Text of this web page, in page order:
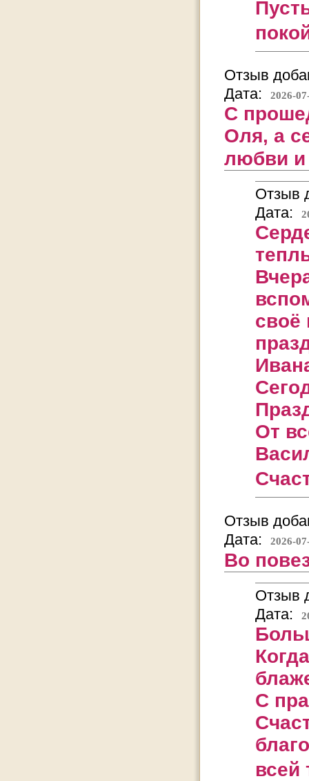
Отзыв
Дата:
2026-
С
Оля, а
любви
Отзыв
Дата:
своё
От
Отзыв
Дата:
2026-
Во
Отзыв
Дата:
С